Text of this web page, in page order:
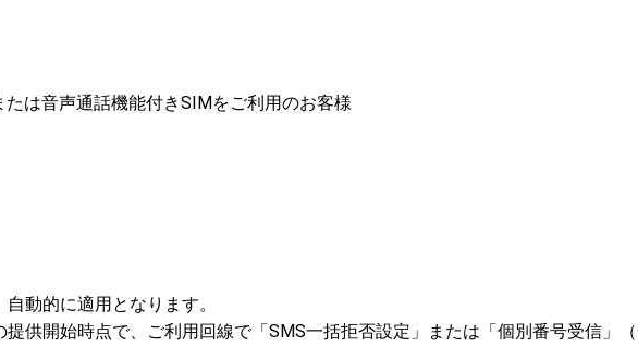
は音声通話機能付きSIMをご利用のお客様
自動的に適用となります。
提供開始時点で、ご利用回線で「SMS一括拒否設定」または「個別番号受信」